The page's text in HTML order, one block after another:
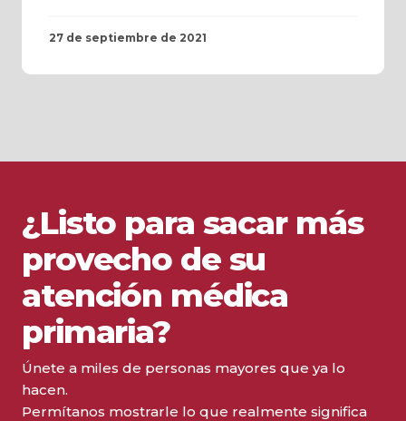
27 de septiembre de 2021
¿Listo para sacar más
provecho de su
atención médica
primaria?
Únete a miles de personas mayores que ya lo
hacen.
Permítanos mostrarle lo que realmente significa